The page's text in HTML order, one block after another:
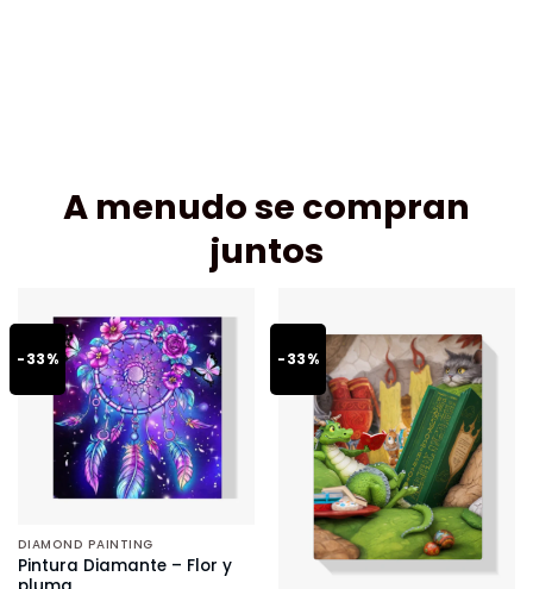
A menudo se compran
juntos
-33%
DIAMOND PAINTING
Pintura Diamante – Flor y
-33%